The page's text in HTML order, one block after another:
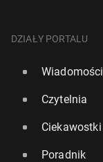
DZIAŁY PORTALU
Wiadomości
Czytelnia
Ciekawostki
Poradnik